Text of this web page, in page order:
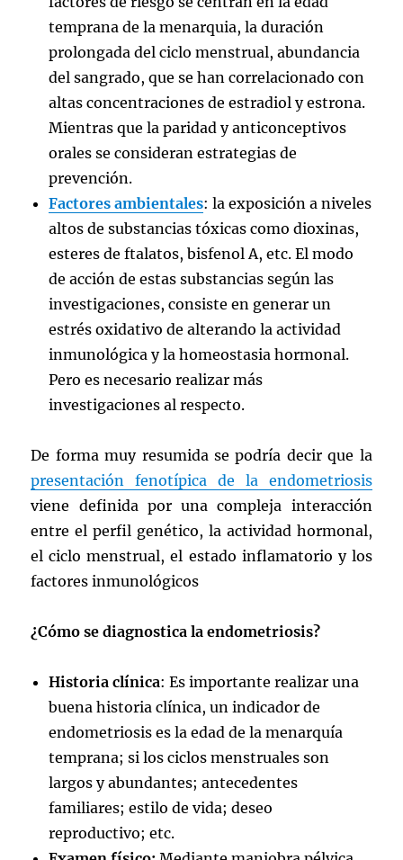
temprana de la menarquia, la duración
prolongada del ciclo menstrual, abundancia
del sangrado, que se han correlacionado con
altas concentraciones de estradiol y estrona.
Mientras que la paridad y anticonceptivos
orales se consideran estrategias de
prevención.
Factores ambientales: la exposición a niveles
altos de substancias tóxicas como dioxinas,
esteres de ftalatos, bisfenol A, etc. El modo
de acción de estas substancias según las
investigaciones, consiste en generar un
estrés oxidativo de alterando la actividad
inmunológica y la homeostasia hormonal.
Pero es necesario realizar más
investigaciones al respecto.
De forma muy resumida se podría decir que la
presentación fenotípica de la endometriosis
viene definida por una compleja interacción
entre el perfil genético, la actividad hormonal,
el ciclo menstrual, el estado inflamatorio y los
factores inmunológicos
¿Cómo se diagnostica la endometriosis?
Historia clínica: Es importante realizar una
buena historia clínica, un indicador de
endometriosis es la edad de la menarquía
temprana; si los ciclos menstruales son
largos y abundantes; antecedentes
familiares; estilo de vida; deseo
reproductivo; etc.